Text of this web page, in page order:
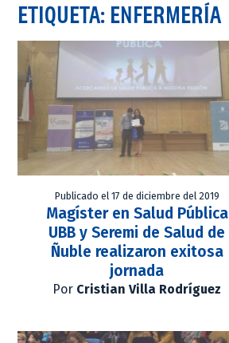
ETIQUETA: ENFERMERÍA
Publicado el 17 de diciembre del 2019
Magíster en Salud Pública
UBB y Seremi de Salud de
Ñuble realizaron exitosa
jornada
Por Cristian Villa Rodríguez